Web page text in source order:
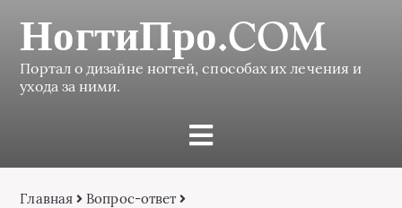
НогтиПро.COM
Портал о дизайне ногтей, способах их лечения и
ухода за ними.
Главная Вопрос-ответ